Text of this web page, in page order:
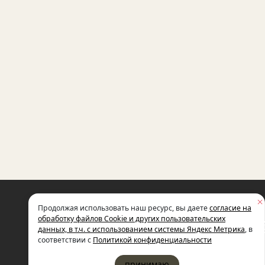
МЕЖДУНАРОДНЫЙ ФОНД
СОЦИАЛЬНО-ЭКОНОМИЧЕСКИХ
И ПОЛИТОЛОГИЧЕСКИХ
ИМЕНИ М.С. ГОРБАЧЕВА
Продолжая использовать наш ресурс, вы даетесогласие на
обработку файлов Cookie и других пользовательских
данных, в т.ч. с использованием системы Яндекс Метрика, в
соответствии с Политикой конфиденциальности